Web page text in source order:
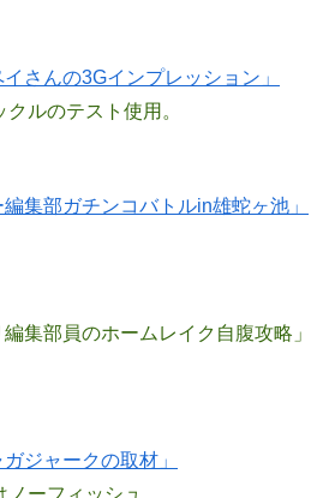
さんの3Gインプレッション」
ルのテスト使用。
集部ガチンコバトルin雄蛇ヶ池」
集部員のホームレイク自腹攻略」
ジャークの取材」